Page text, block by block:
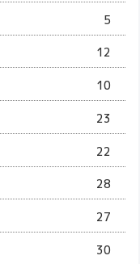
5
12
10
23
22
28
27
30